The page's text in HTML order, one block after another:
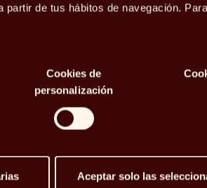
partir de tus hábitos de navegación.
Cookies de
personalización
Aceptar solo las
y